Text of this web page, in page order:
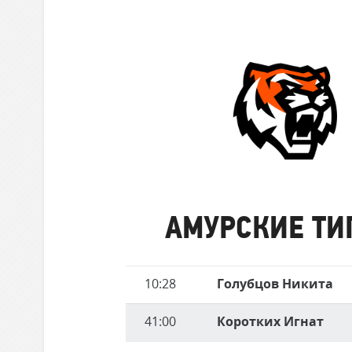
Шанхайские Драконы
Амурские
Тигры
АМУРСКИЕ
Время
Имя
10:28 Голубцов Никита
41:00 Коротких Игнат